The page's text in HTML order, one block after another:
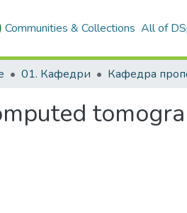
Communities & Collections All of
01. Кафедри